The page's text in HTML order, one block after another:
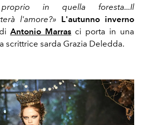
proprio in quella foresta...Il
l'amore?» L'autunno inverno
Antonio Marras ci porta in una
scrittrice sarda Grazia Deledda.